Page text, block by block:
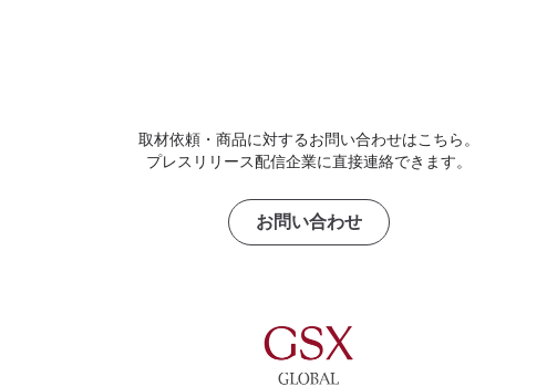
取材依頼・商品に対するお問い合わせはこちら。
プレスリリース配信企業に直接連絡できます。
お問い合わせ